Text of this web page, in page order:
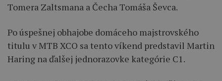
Tomera Zaltsmana a Čecha Tomáša Ševca.
Po úspešnej obhajobe domáceho majstrovského
titulu v MTB XCO sa tento víkend predstavil Martin
Haring na ďalšej jednorazovke kategórie C1.